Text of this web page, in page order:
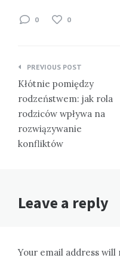
0 0
Nawigacja
wpisu
PREVIOUS POST
Kłótnie pomiędzy
rodzeństwem: jak rola
rodziców wpływa na
rozwiązywanie
konfliktów
Leave a reply
Your email address will